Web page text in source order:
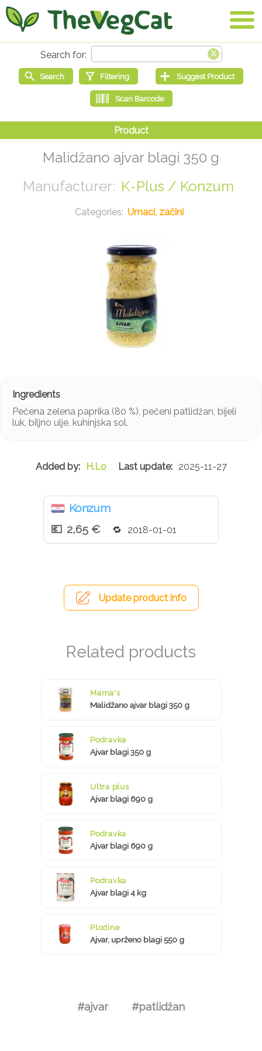
Malidžano ajvar blagi 350 g
K-Plus / Konzum
Umaci, začini
Pečena zelena paprika (80 %), pečeni patlidžan, bijeli
luk, biljno ulje, kuhinjska sol.
H.Lo 2025-11-27
Konzum
2,65 €
2018-01-01
Update product info
Mama's
Malidžano ajvar blagi 350 g
Podravka
Ajvar blagi 350 g
Ultra plus
Ajvar blagi 690 g
Podravka
Ajvar blagi 690 g
Podravka
Ajvar blagi 4 kg
Plodine
Ajvar, uprženo blagi 550 g
#ajvar #patlidžan